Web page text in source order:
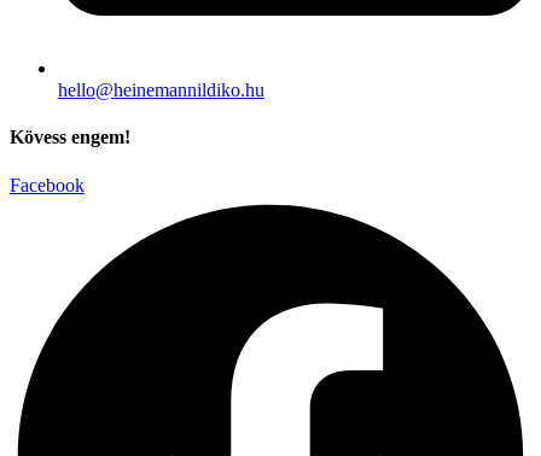
hello@heinemannildiko.hu
Kövess engem!
Facebook